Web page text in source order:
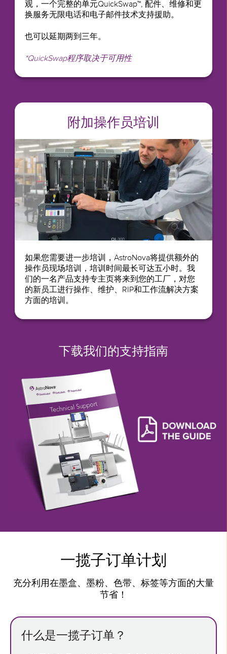
观，一个完整的单元QuickSwap™, 配件、维修和更
换服务无限电话和电子邮件技术支持援助。
也可以延期两到三年。
*QuickSwap程序取决于可用性
附加操作员培训
如果您需要进一步培训，AstroNova将提供额外的
操作员现场培训，培训时间最长可达五小时。我
们的一名产品支持专主页将来到您的工厂，对您
的新员工进行操作、维护、RIP和工作流解决方案
方面的培训。
下载我们的支持指南
一揽子订单计划
充分利用在墨盒、墨粉、色带、标签等方面的大量
节省！
什么是一揽子订单？